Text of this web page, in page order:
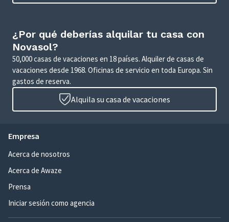
¿Por qué deberías alquilar tu casa con
Novasol?
50,000 casas de vacaciones en 18 países. Alquiler de casas de
vacaciones desde 1968. Oficinas de servicio en toda Europa. Sin
gastos de reserva.
Alquila su casa de vacaciones
Empresa
Acerca de nosotros
Acerca de Awaze
Prensa
Iniciar sesión como agencia